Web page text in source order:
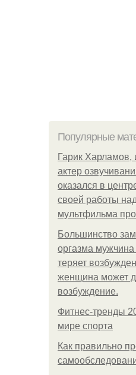
Популярные
Гарик Харламов,
актер
оказался в
своей работы
мультфильма
Большинство
оргазма мужчина
теряет
женщина может
возбуждение.
Фитнес-тренды
мире спорта
Как правильно